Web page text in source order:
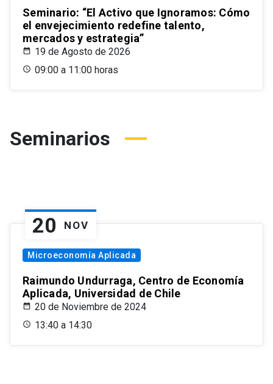
Seminario: “El Activo que Ignoramos: Cómo
el envejecimiento redefine talento,
mercados y estrategia”
19 de Agosto de 2026
09:00 a 11:00 horas
Seminarios
20 NOV
Microeconomía Aplicada
Raimundo Undurraga, Centro de Economía
Aplicada, Universidad de Chile
20 de Noviembre de 2024
13:40 a 14:30